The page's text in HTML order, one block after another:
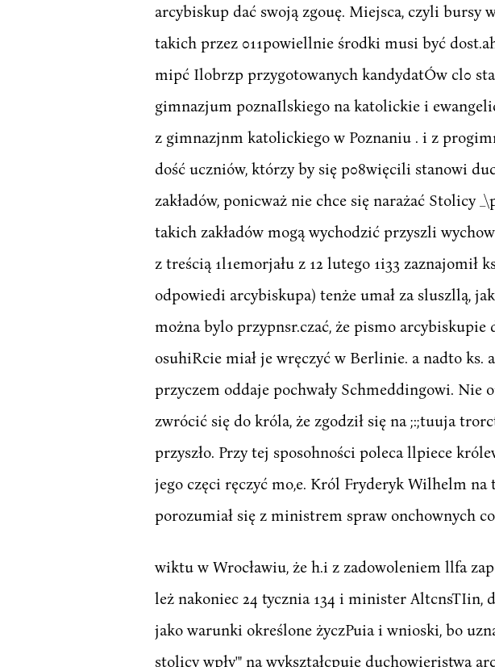
arcybiskup dać swoją zgouę. Miejsca, czyli bursy
takich przez 011powiellnie środki musi być
mipć Ilobrzp przygotowanych kandydatÓw cl0
gimnazjum poznaIlskiego na katolickie i
z gimnazjnm katolickiego w Poznaniu . i z
dość uczniów, którzy by się p08więcili stanowi
zakładów, ponicważ nie chce się narażać Stolicy
takich zakładów mogą wychodzić przyszli
z treścią 1l1emorjału z 12 lutego 1i33
odpowiedi arcybiskupa) tenże umał za sluszllą,
można bylo przypnsr.czać, że pismo
osuhiRcie miał je wręczyć w Berlinie. a nadto ks.
przyczem oddaje pochwały Schmeddingowi. Nie
zwrócić się do króla, że zgodził się na ;:;tuuja
przyszło. Przy tej sposohności poleca llpiece
jego częci ręczyć mo,e. Król Fryderyk Wilhelm na
porozumiał się z ministrem spraw onchownych
wiktu w Wrocławiu, że h.i z zadowoleniem llfa
leż nakoniec 24 tycznia 134 i minister
jako warunki określone życzPuia i wnioski, bo
stolicy wpły'" na wykształcpuie duchowieristwa